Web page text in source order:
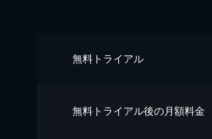
無料トライアル
無料トライアル後の⽉額料金